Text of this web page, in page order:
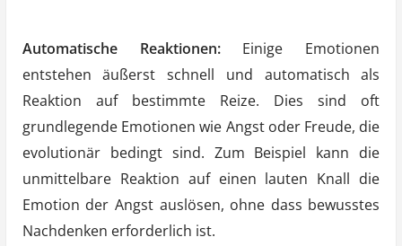
Automatische Reaktionen:Einige Emotionen
entstehen äußerst schnell und automatisch als
Reaktion auf bestimmte Reize. Dies sind oft
grundlegende Emotionen wie Angst oder Freude, die
evolutionär bedingt sind. Zum Beispiel kann die
unmittelbare Reaktion auf einen lauten Knall die
Emotion der Angst auslösen, ohne dass bewusstes
Nachdenken erforderlich ist.